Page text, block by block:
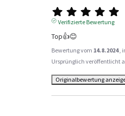
Verifizierte Bewertung
Top👍😊
Bewertung vom 14.8.2024
Ursprünglich veröffentlicht
Originalbewertung